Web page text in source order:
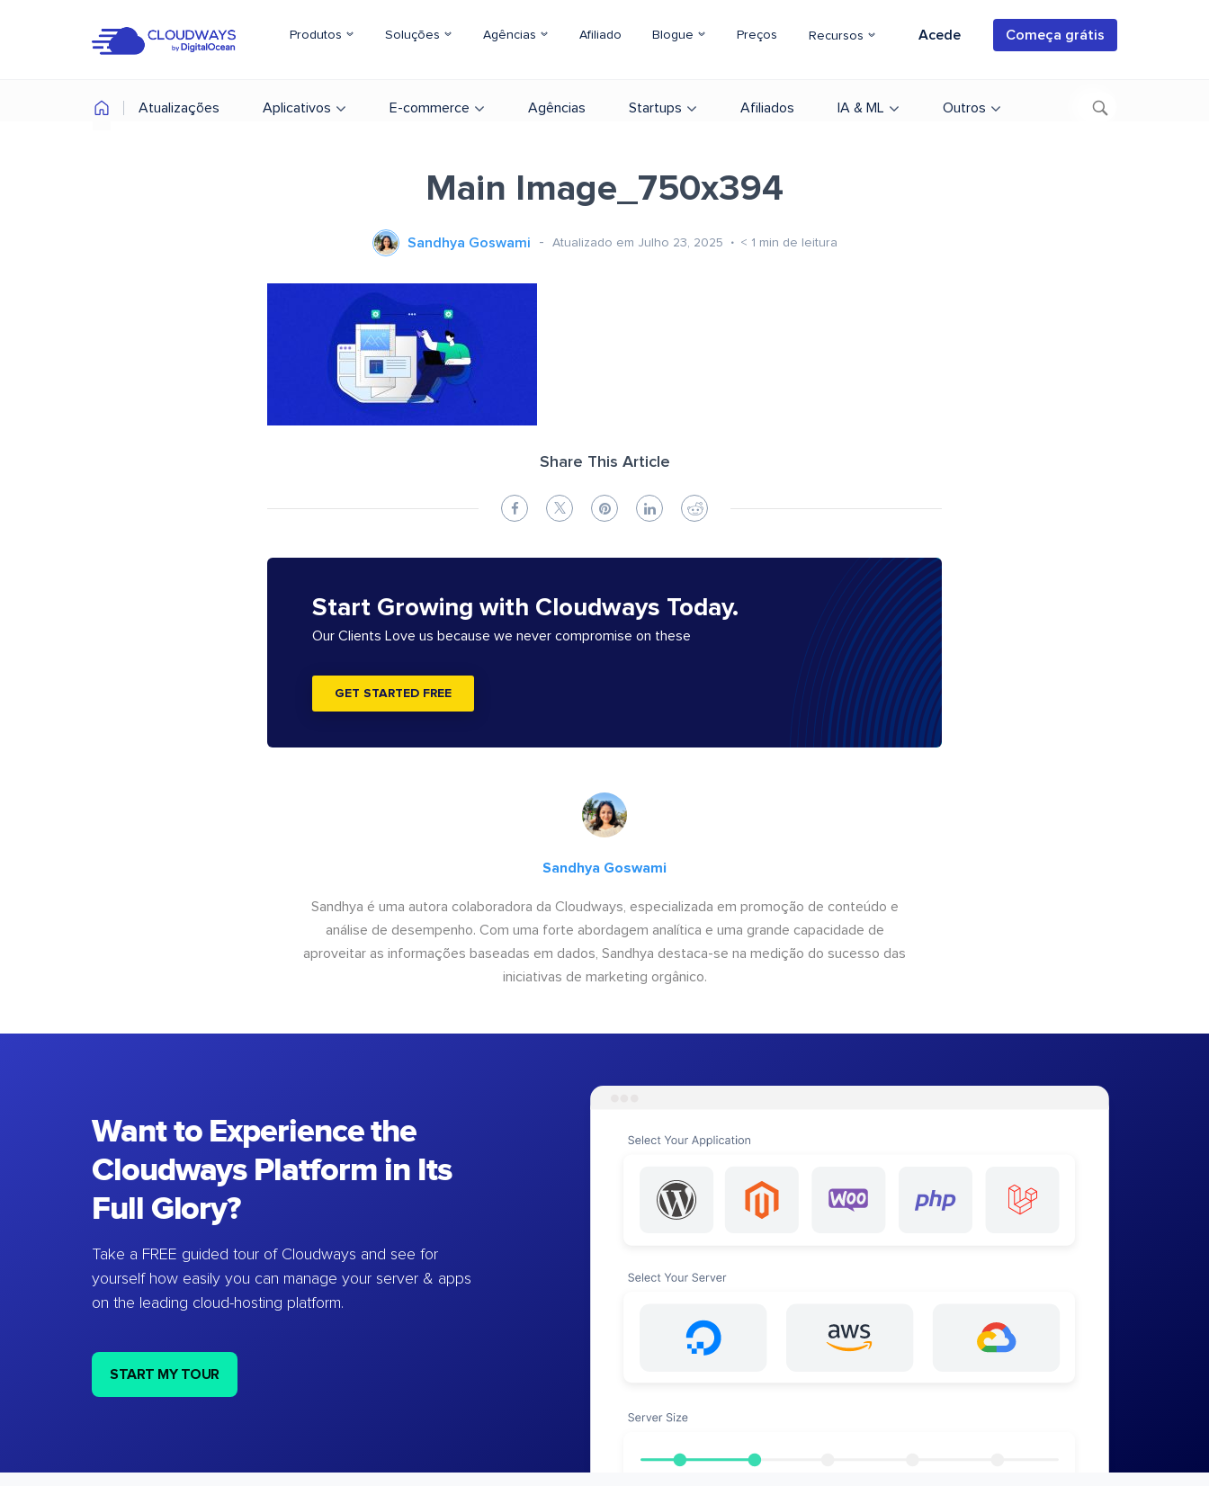
Produtos Soluções Agências Afiliado Blogue Preços Recursos Acede Começa grátis
Atualizações Aplicativos E-commerce Agências Startups Afiliados IA & ML Outros
Main Image_750x394
Sandhya Goswami Atualizado em Julho 23, 2025 < 1 min de leitura
Share This Article
Start Growing with Cloudways Today.
Our Clients Love us because we never compromise on these
GET STARTED FREE
Sandhya Goswami
Sandhya é uma autora colaboradora da Cloudways, especializada em promoção de conteúdo e
análise de desempenho. Com uma forte abordagem analítica e uma grande capacidade de
aproveitar as informações baseadas em dados, Sandhya destaca-se na medição do sucesso das
iniciativas de marketing orgânico.
Want to Experience the
Cloudways Platform in Its
Full Glory?
Take a FREE guided tour of Cloudways and see for
yourself how easily you can manage your server & apps
on the leading cloud-hosting platform.
START MY TOUR